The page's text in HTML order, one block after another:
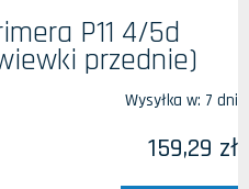
P11 4/5d
przednie)
Wysyłka w: 7 dni
159,29 zł